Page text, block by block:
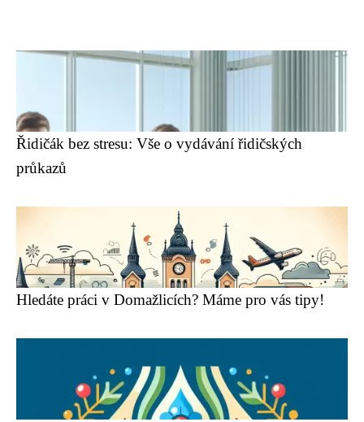
Řidičák bez stresu: Vše o vydávání řidičských
průkazů
Hledáte práci v Domažlicích? Máme pro vás tipy!